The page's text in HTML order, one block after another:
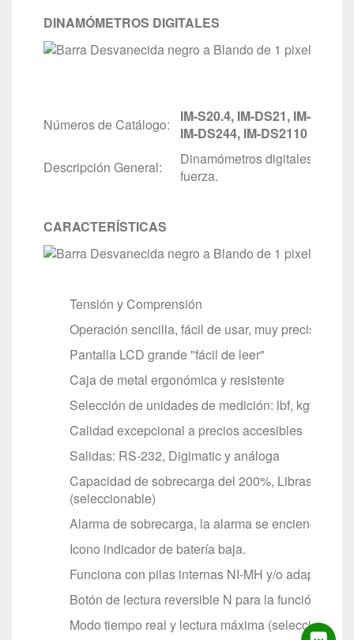
DINAMÓMETROS DIGITALES
Números de Catálogo:
IM-S20.4, IM-DS21, IM-DS24,
IM-DS244, IM-DS2110
Descripción General:
Dinamómetros digitales serie
fuerza.
CARACTERÍSTICAS
Tensión y Comprensión
Operación sencilla, fácil de usar, muy preciso
Pantalla LCD grande "fácil de leer"
Caja de metal ergonómica y resistente
Selección de unidades de medición: lbf, kgf y
Calidad excepcional a precios accesibles
Salidas: RS-232, Digimatic y análoga
Capacidad de sobrecarga del 200%, Libras/
(seleccionable)
Alarma de sobrecarga, la alarma se enciende en
Icono indicador de batería baja.
Funciona con pilas internas NI-MH y/o adaptador
Botón de lectura reversible N para la función tara
Modo tiempo real y lectura máxima (seleccionable)